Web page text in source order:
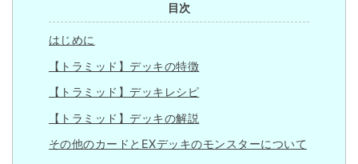
目次
はじめに
【トラミッド】デッキの特徴
【トラミッド】デッキレシピ
【トラミッド】デッキの解説
その他のカードとEXデッキのモンスターについて